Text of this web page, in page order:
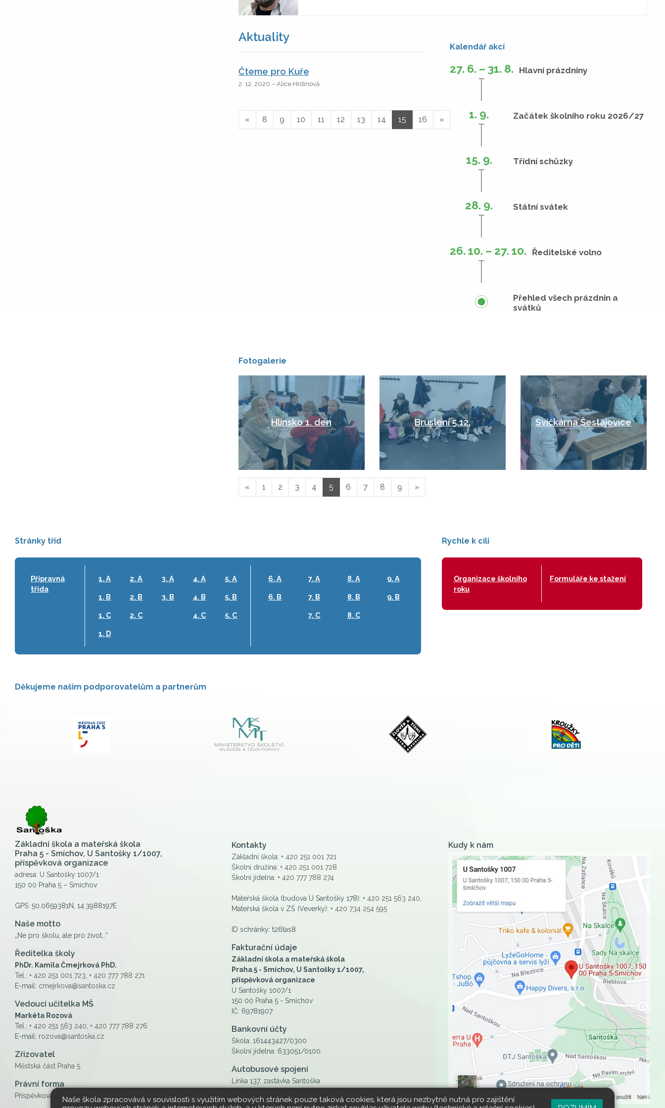
Aktuality
Čteme pro Kuře
2. 12. 2020 – Alice Hrdinová
« 8 9 10 11 12 13 14 15 16 »
Kalendář akcí
27. 6. – 31. 8. Hlavní prázdniny
1. 9. Začátek školního roku 2026/27
15. 9. Třídní schůzky
28. 9. Státní svátek
26. 10. – 27. 10. Ředitelské volno
Přehled všech prázdnin a
svátků
Fotogalerie
Hlinsko 1. den Bruslení 5.12. Svíčkárna Šestajovice
« 1 2 3 4 5 6 7 8 9 »
Stránky tříd
Přípravná
třída
1. A
1. B
1. C
1. D
2. A
2. B
2. C
3. A
3. B
4. A
4. B
4. C
5. A
5. B
5. C
6. A
6. B
7. A
7. B
7. C
8. A
8. B
8. C
9. A
9. B
Rychle k cíli
Organizace školního
roku
Formuláře ke stažení
Děkujeme našim podporovatelům a partnerům
Základní škola a mateřská škola
Praha 5 - Smíchov, U Santošky 1/1007,
příspěvková organizace
adresa: U Santošky 1007/1
150 00 Praha 5 – Smíchov
GPS: 50.0659381N, 14.3988197E
Naše motto
„Ne pro školu, ale pro život…“
Ředitelka školy
PhDr. Kamila Čmejrková PhD.
Tel.: + 420 251 001 723 + 420 777 788 271
E-mail: cmejrkova@santoska.cz
Vedoucí učitelka MŠ
Markéta Rozová
Tel.: + 420 251 563 240 + 420 777 788 276
E-mail: rozova@santoska.cz
Zřizovatel
Městská část Praha 5
Právní forma
Příspěvková organizace
Kontakty
Základní škola: + 420 251 001 721
Školní družina: + 420 251 001 728
Školní jídelna: + 420 777 788 274
Mateřská škola (budova U Santošky 178): + 420 251 563 240
Mateřská škola v ZŠ (Veverky): + 420 734 254 595
ID schránky: t26tas8
Fakturační údaje
Základní škola a mateřská škola
Praha 5 - Smíchov, U Santošky 1/1007,
příspěvková organizace
U Santošky 1007/1
150 00 Praha 5 - Smíchov
IČ: 69781907
Bankovní účty
Škola: 161443427/0300
Školní jídelna: 633051/0100
Autobusové spojení
Linka 137, zastávka Santoška
Kudy k nám
Naše škola zpracovává v souvislosti s využitím webových stránek pouze taková cookies, která jsou nezbytně nutná pro zajištění